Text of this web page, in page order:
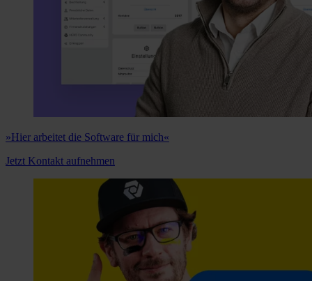
»Hier arbeitet die Software für mich«
Jetzt Kontakt aufnehmen